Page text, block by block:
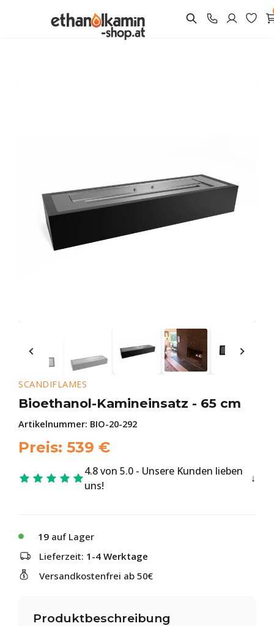
SCANDIFLAMES
Bioethanol-Kamineinsatz - 65 cm
Artikelnummer: BIO-20-292
Preis: 539 €
4.8 von 5.0 - Unsere Kunden lieben
uns!
19 auf Lager
Lieferzeit: 1-4 Werktage
Versandkostenfrei ab 50€
Produktbeschreibung